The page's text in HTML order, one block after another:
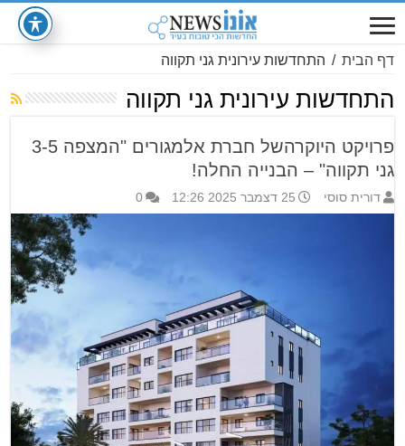
דף הבית / התחדשות עירונית גני תקווה
התחדשות עירונית גני תקווה
פרויקט היוקרהשל חברת אלמגורים "המצפה 3-5
גני תקווה" – הבנייה החלה!
דורית סוסי 25 דצמבר 2025 12:26 0